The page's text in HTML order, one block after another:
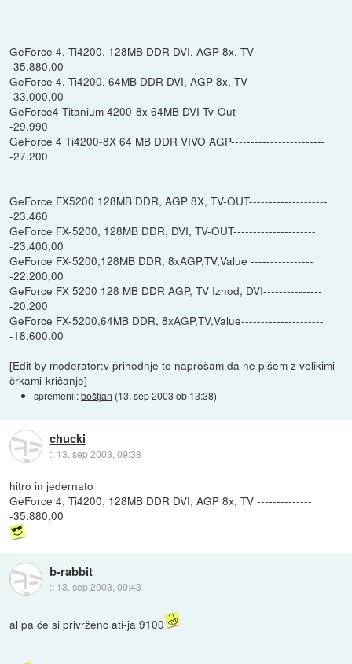
GeForce 4, Ti4200, 128MB DDR DVI, AGP 8x, TV --------------
-35.880,00
GeForce 4, Ti4200, 64MB DDR DVI, AGP 8x, TV------------------
-33.000,00
GeForce4 Titanium 4200-8x 64MB DVI Tv-Out--------------------
-29.990
GeForce 4 Ti4200-8X 64 MB DDR VIVO AGP------------------------
-27.200
GeForce FX5200 128MB DDR, AGP 8X, TV-OUT--------------------
-23.460
GeForce FX-5200, 128MB DDR, DVI, TV-OUT---------------------
-23.400,00
GeForce FX-5200,128MB DDR, 8xAGP,TV,Value ----------------
-22.200,00
GeForce FX 5200 128 MB DDR AGP, TV Izhod, DVI---------------
-20.200
GeForce FX-5200,64MB DDR, 8xAGP,TV,Value---------------------
-18.600,00
[Edit by moderator:v prihodnje te naprošam da ne pišem z velikimi
črkami-kričanje]
spremenil:boštjan (13. sep 2003 ob 13:38)
chucki
:: 13. sep 2003, 09:38
hitro in jedernato
GeForce 4, Ti4200, 128MB DDR DVI, AGP 8x, TV --------------
-35.880,00
b-rabbit
:: 13. sep 2003, 09:43
al pa če si privrženc ati-ja 9100